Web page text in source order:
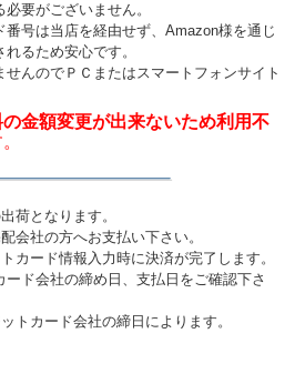
要がございません。
号は当店を経由せず、Amazon様を通じ
るため安心です。
んのでＰＣまたはスマートフォンサイト
金額変更が出来ないため利用不
荷となります。
会社の方へお支払い下さい。
カード情報入力時に決済が完了します。
ド会社の締め日、支払日をご確認下さ
トカード会社の締日によります。